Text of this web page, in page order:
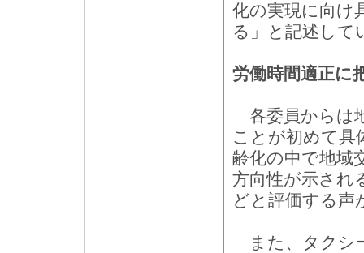
化の実現に向け
る」と記述して
労働時間適正に
各委員からは
ことが初めて具
齢化の中で地域
方向性が示され
どと評価する声
また、タクシ